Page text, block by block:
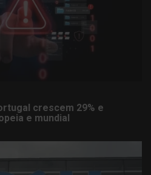
crescem 29% e
e mundial